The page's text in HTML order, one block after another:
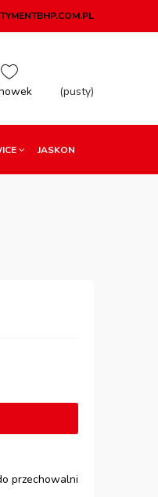
(pusty)
JASKON
przechowalni